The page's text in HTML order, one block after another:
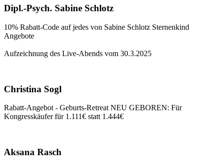
Dipl.-Psych. Sabine Schlotz
10% Rabatt-Code auf jedes von Sabine Schlotz Sternenkind
Angebote
Aufzeichnung des Live-Abends vom 30.3.2025
Christina Sogl
Rabatt-Angebot - Geburts-Retreat NEU GEBOREN: Für
Kongresskäufer für 1.111€ statt 1.444€
Aksana Rasch